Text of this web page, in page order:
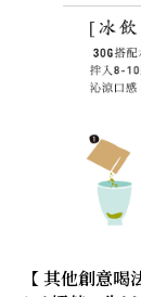
【 其他創意喝